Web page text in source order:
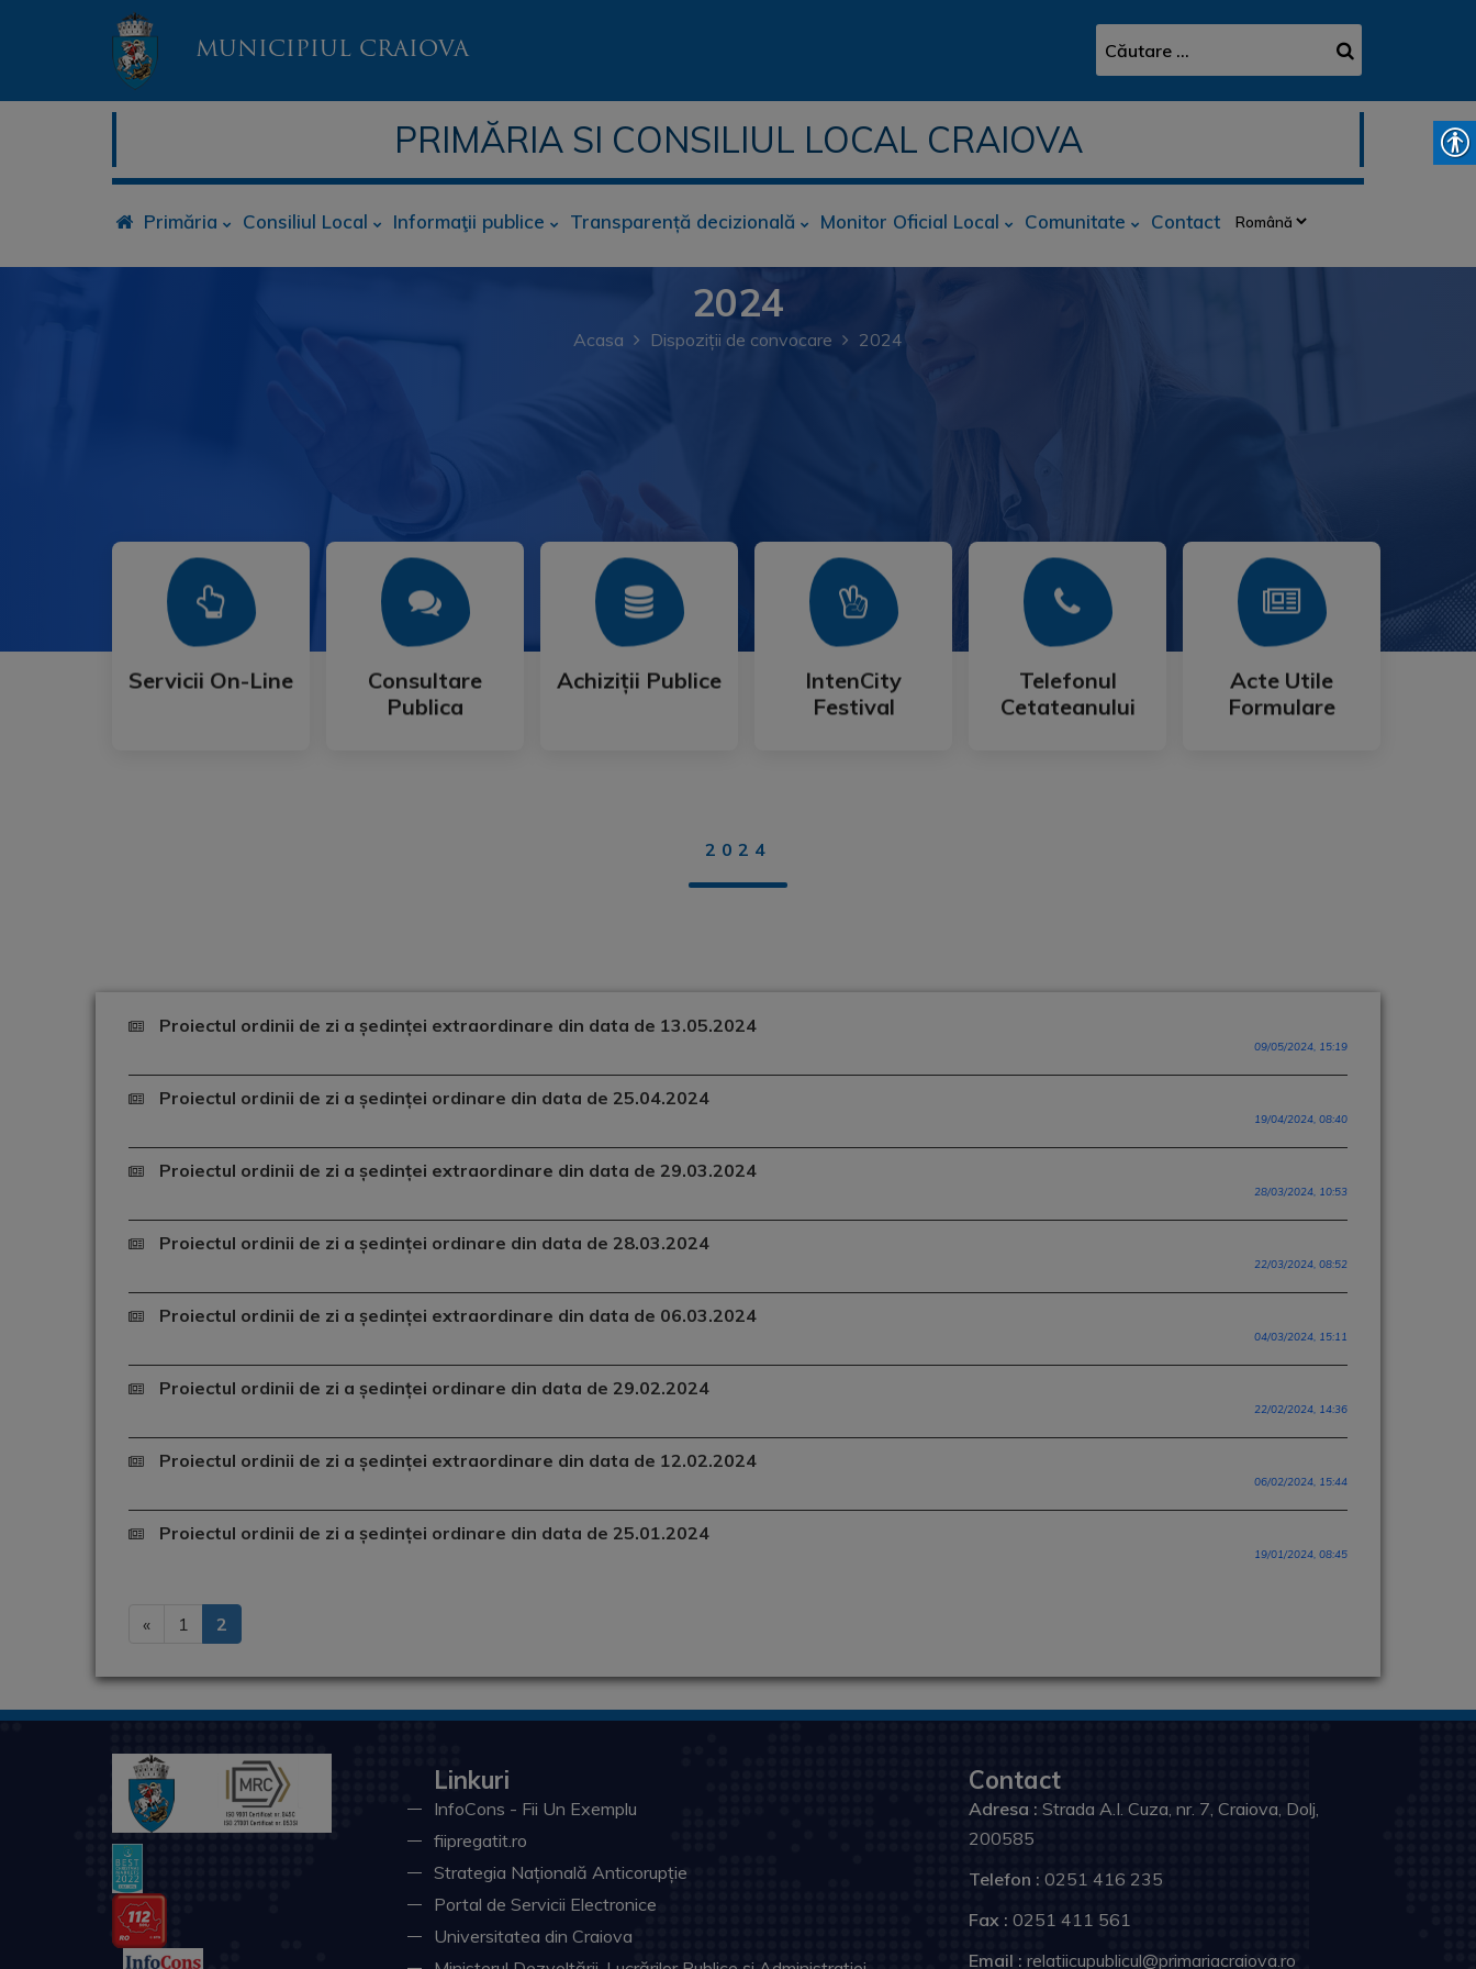
MUNICIPIUL CRAIOVA
PRIMĂRIA SI CONSILIUL LOCAL CRAIOVA
Primăria Consiliul Local Informaţii publice Transparență decizională Monitor Oficial Local Comunitate Contact
2024
Acasa Dispoziții de convocare 2024
Servicii On-Line
Servicii On-Line
Mai Mult
Consultare
Publica
Consultare
Publica
Mai Mult
Achiziții Publice
Achiziții Publice
Mai Mult
IntenCity
Festival
IntenCity
Festival
Mai Mult
Telefonul
Cetateanului
Telefonul
Cetateanului
Mai Mult
Acte Utile
Formulare
Acte Utile
Formulare
Mai Mult
2024
Proiectul ordinii de zi a ședinței extraordinare din data de 13.05.2024
09/05/2024, 15:19
Proiectul ordinii de zi a ședinței ordinare din data de 25.04.2024
19/04/2024, 08:40
Proiectul ordinii de zi a ședinței extraordinare din data de 29.03.2024
28/03/2024, 10:53
Proiectul ordinii de zi a ședinței ordinare din data de 28.03.2024
22/03/2024, 08:52
Proiectul ordinii de zi a ședinței extraordinare din data de 06.03.2024
04/03/2024, 15:11
Proiectul ordinii de zi a ședinței ordinare din data de 29.02.2024
22/02/2024, 14:36
Proiectul ordinii de zi a ședinței extraordinare din data de 12.02.2024
06/02/2024, 15:44
Proiectul ordinii de zi a ședinței ordinare din data de 25.01.2024
19/01/2024, 08:45
« 1 2
Linkuri
InfoCons - Fii Un Exemplu
fiipregatit.ro
Strategia Națională Anticorupție
Portal de Servicii Electronice
Universitatea din Craiova
Contact
Adresa : Strada A.I. Cuza, nr. 7, Craiova, Dolj,
200585
Telefon : 0251 416 235
Fax : 0251 411 561
Email : relatiicupublicul@primariacraiova.ro